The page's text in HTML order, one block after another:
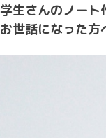
学生さんのノート
お世話になった方